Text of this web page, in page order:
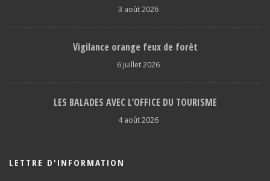
3 août 2026
Vigilance orange feux de forêt
6 juillet 2026
LES BALADES AVEC L’OFFICE DU TOURISME
4 août 2026
LETTRE D'INFORMATION